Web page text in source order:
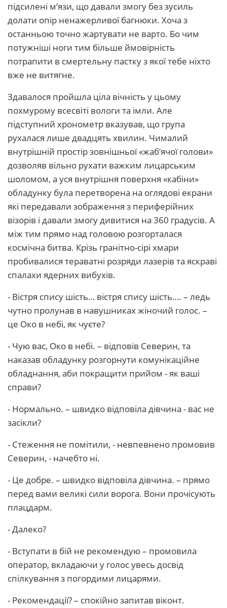
підсилені м’язи, що давали змогу без зусиль
долати опір ненажерливої багнюки. Хоча з
останньою точно жартувати не варто. Бо чим
потужніші ноги тим більше ймовірність
потрапити в смертельну пастку з якої тебе ніхто
вже не витягне.
Здавалося пройшла ціла вічність у цьому
похмурому всесвіті вологи та імли. Але
підступний хронометр вказував, що група
рухалася лише двадцять хвилин. Чималий
внутрішній простір зовнішньої «жаб’ячої голови»
дозволяв вільно рухати важким лицарським
шоломом, а уся внутрішня поверхня «кабіни»
обладунку була перетворена на оглядові екрани
які передавали зображення з периферійних
візорів і давали змогу дивитися на 360 градусів. А
між тим прямо над головою розгорталася
космічна битва. Крізь гранітно-сірі хмари
пробивалися тераватні розряди лазерів та яскраві
спалахи ядерних вибухів.
- Вістря спису шість… вістря спису шість…. – ледь
чутно пролунав в навушниках жіночий голос. –
це Око в небі, як чуєте?
- Чую вас, Око в небі. – відповів Северин, та
наказав обладунку розгорнути комунікаційне
обладнання, аби покращити прийом - як ваші
справи?
- Нормально. – швидко відповіла дівчина - вас не
засікли?
- Стеження не помітили, - невпевнено промовив
Северин, - начебто ні.
- Це добре. – швидко відповіла дівчина. – прямо
перед вами великі сили ворога. Вони прочісують
плацдарм.
- Далеко?
- Вступати в бій не рекомендую – промовила
оператор, вкладаючи у голос увесь досвід
спілкування з погордими лицарями.
- Рекомендації? – спокійно запитав віконт.